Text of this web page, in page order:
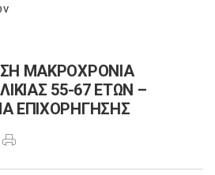
ΜΑΚΡΟΧΡΟΝΙΑ
55-67 ΕΤΩΝ –
ΕΠΙΧΟΡΗΓΗΣΗΣ